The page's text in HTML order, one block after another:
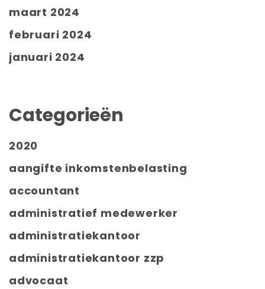
maart 2024
februari 2024
januari 2024
Categorieën
2020
aangifte inkomstenbelasting
accountant
administratief medewerker
administratiekantoor
administratiekantoor zzp
advocaat